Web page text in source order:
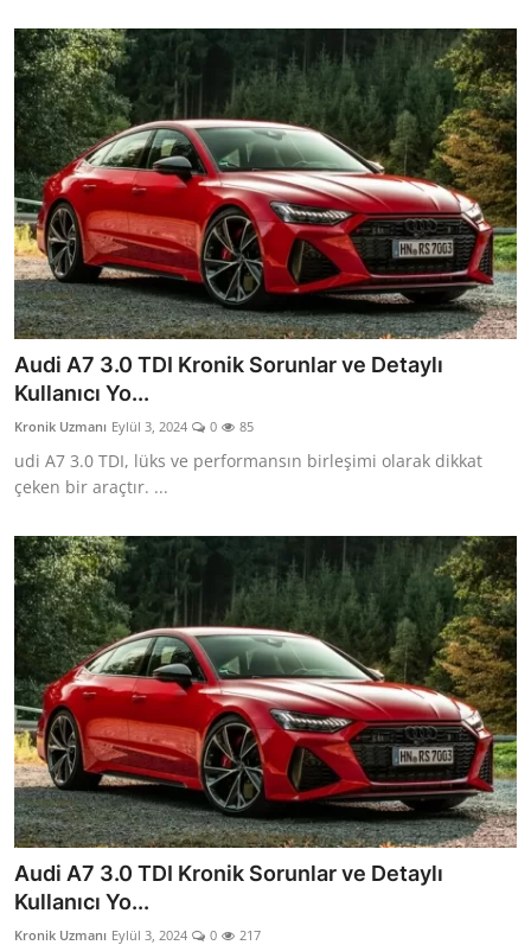
Audi A7 3.0 TDI Kronik Sorunlar ve Detaylı
Kullanıcı Yo...
Kronik Uzmanı Eylül 3, 2024 0 85
udi A7 3.0 TDI, lüks ve performansın birleşimi olarak dikkat
çeken bir araçtır. ...
Audi A7 3.0 TDI Kronik Sorunlar ve Detaylı
Kullanıcı Yo...
Kronik Uzmanı Eylül 3, 2024 0 217